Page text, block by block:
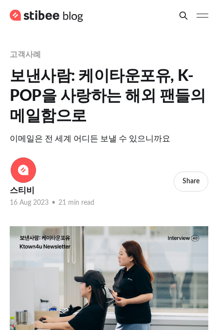
고객사례
보낸사람: 케이타운포유, K-
POP을 사랑하는 해외 팬들의
메일함으로
이메일은 전 세계 어디든 보낼 수 있으니까요
스티비
16 Aug 2023 • 21 min read
Share